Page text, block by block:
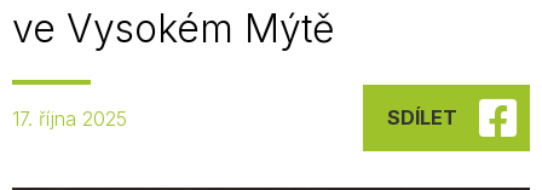
ve Vysokém Mýtě
17. října 2025 SDÍLET